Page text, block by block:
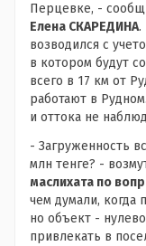
Перцевке, -
Елена СКАРЕДИНА.
возводился с
в котором будут
всего в 17 км от
работают в
и оттока не
- Загруженность
млн тенге? -
маслихата по
чем думали, когда
но объект -
привлекать в